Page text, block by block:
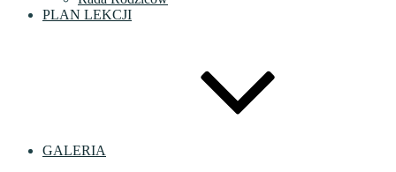
PLAN LEKCJI
GALERIA